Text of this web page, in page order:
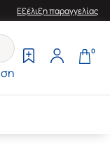
Εξέλιξη παραγγελίας
0